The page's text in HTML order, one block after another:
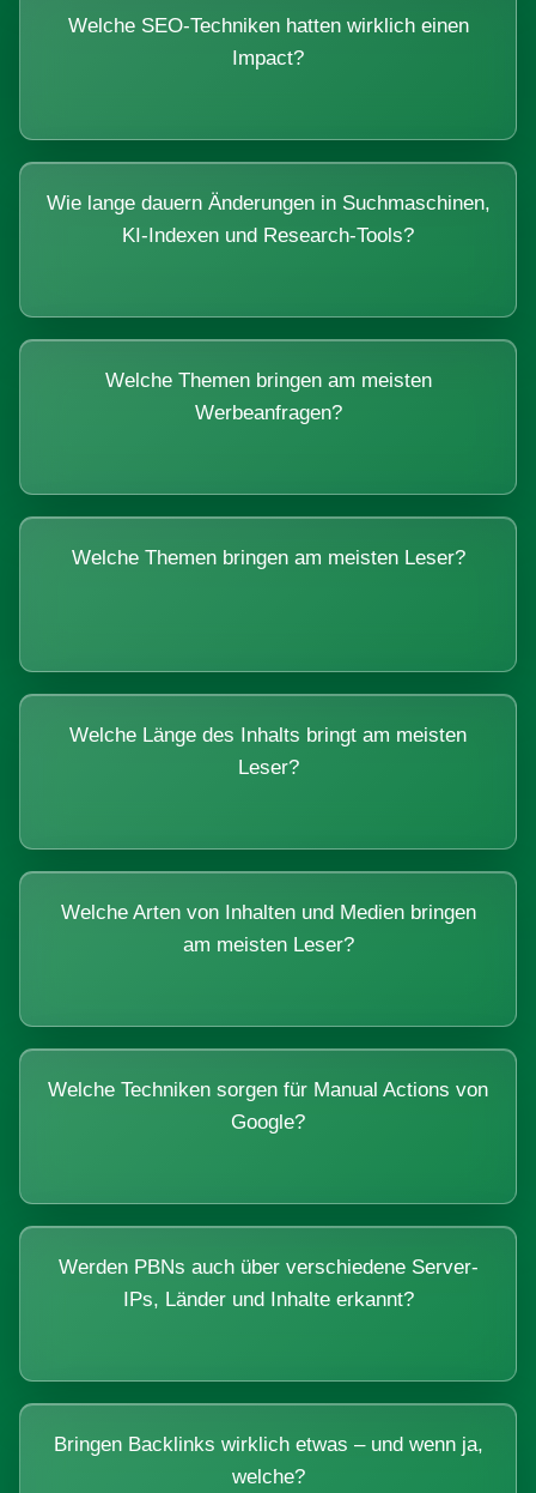
Welche SEO-Techniken hatten wirklich einen
Impact?
Wie lange dauern Änderungen in Suchmaschinen,
KI-Indexen und Research-Tools?
Welche Themen bringen am meisten
Werbeanfragen?
Welche Themen bringen am meisten Leser?
Welche Länge des Inhalts bringt am meisten
Leser?
Welche Arten von Inhalten und Medien bringen
am meisten Leser?
Welche Techniken sorgen für Manual Actions von
Google?
Werden PBNs auch über verschiedene Server-
IPs, Länder und Inhalte erkannt?
Bringen Backlinks wirklich etwas – und wenn ja,
welche?